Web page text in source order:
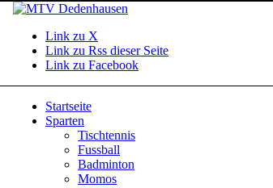
Link zu X
Link zu Rss dieser Seite
Link zu Facebook
Startseite
Sparten
Tischtennis
Fussball
Badminton
Momos